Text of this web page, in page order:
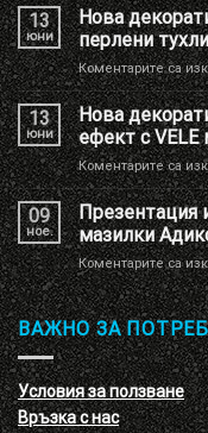
13
юни
Нова
перлени
Коментарите са
13
юни
Нова
ефект с VELE
Коментарите са
09
ное.
Презентация
мазилки
Коментарите са
ВАЖНО ЗА
Условия за ползване
Връзка с нас